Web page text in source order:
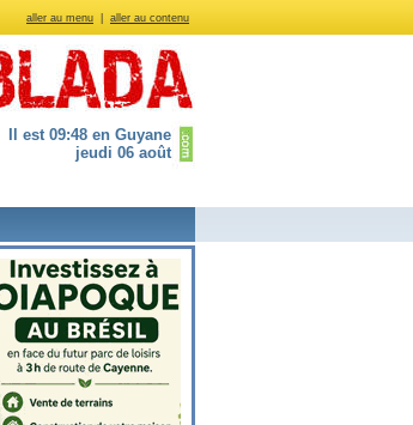
aller au menu aller au contenu
Il est 09:48 en Guyane
jeudi 06 août